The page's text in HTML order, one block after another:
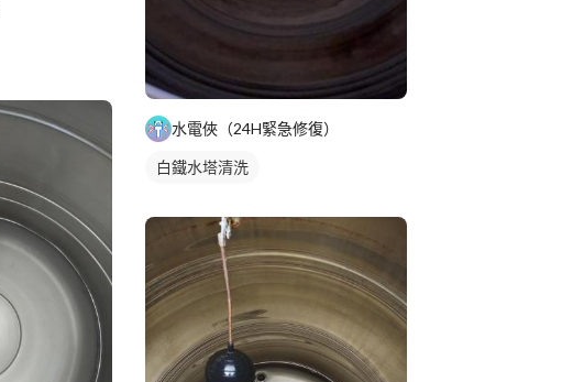
水電俠（24H緊急修復）
白鐵水塔清洗